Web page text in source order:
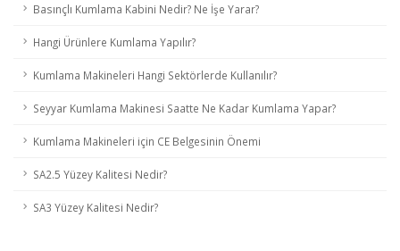
Basınçlı Kumlama Kabini Nedir? Ne İşe Yarar?
Hangi Ürünlere Kumlama Yapılır?
Kumlama Makineleri Hangi Sektörlerde Kullanılır?
Seyyar Kumlama Makinesi Saatte Ne Kadar Kumlama Yapar?
Kumlama Makineleri için CE Belgesinin Önemi
SA2.5 Yüzey Kalitesi Nedir?
SA3 Yüzey Kalitesi Nedir?